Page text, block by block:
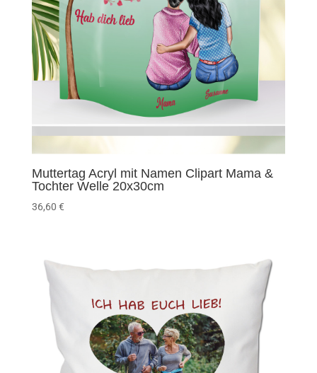
Muttertag Acryl mit Namen Clipart Mama &
Tochter Welle 20x30cm
36,60 €